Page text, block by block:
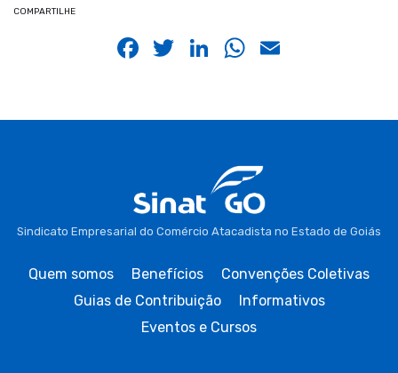
COMPARTILHE
Facebook
Twitter
LinkedIn
WhatsApp
Sindicato Empresarial do Comércio Atacadista no Estado de Goiás
Quem somos Benefícios
Convenções Coletivas
Guias de Contribuição
Informativos
Eventos e Cursos